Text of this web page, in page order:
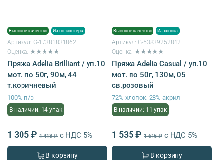
Высокое качество Из полиэстера
Артикул: G-17381831862
Оценка: ★★★★★
Пряжа Adelia Brilliant / уп.10
мот. по 50г, 90м, 44
т.коричневый
100% п/э
В наличии: 14 упак
1 305 ₽ 1 418 ₽ с НДС 5%
В корзину
Высокое качество Из хлопка
Артикул: G-53839252842
Оценка: ★★★★★
Пряжа Adelia Casual / уп.10
мот. по 50г, 130м, 05
св.розовый
72% хлопок, 28% акрил
В наличии: 11 упак
1 535 ₽ 1 615 ₽ с НДС 5%
В корзину